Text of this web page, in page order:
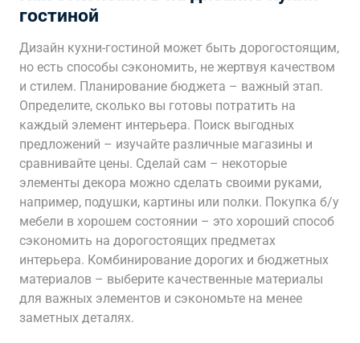
гостиной
Дизайн кухни-гостиной может быть дорогостоящим,
но есть способы сэкономить, не жертвуя качеством
и стилем. Планирование бюджета – важный этап.
Определите, сколько вы готовы потратить на
каждый элемент интерьера. Поиск выгодных
предложений – изучайте различные магазины и
сравнивайте цены. Сделай сам – некоторые
элементы декора можно сделать своими руками,
например, подушки, картины или полки. Покупка б/у
мебели в хорошем состоянии – это хороший способ
сэкономить на дорогостоящих предметах
интерьера. Комбинирование дорогих и бюджетных
материалов – выберите качественные материалы
для важных элементов и сэкономьте на менее
заметных деталях.